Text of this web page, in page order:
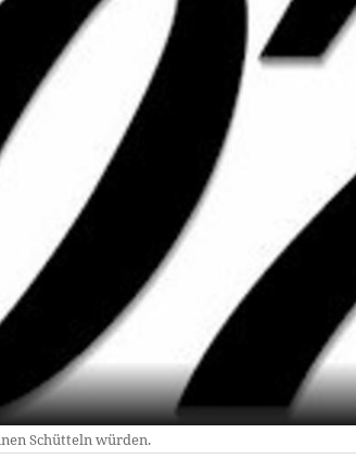
Schütteln würden.